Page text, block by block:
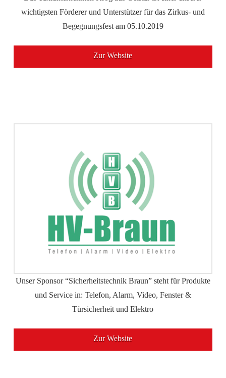
wichtigsten Förderer und Unterstützer für das Zirkus- und
Begegnungsfest am 05.10.2019
Zur Website
Unser Sponsor “Sicherheitstechnik Braun” steht für Produkte
und Service in: Telefon, Alarm, Video, Fenster &
Türsicherheit und Elektro
Zur Website